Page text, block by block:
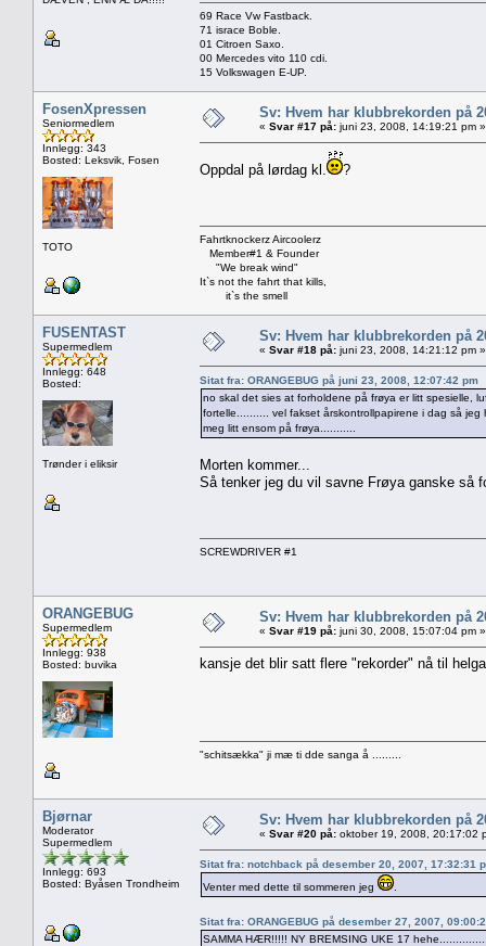
69 Race Vw Fastback.
71 israce Boble.
01 Citroen Saxo.
00 Mercedes vito 110 cdi.
15 Volkswagen E-UP.
FosenXpressen
Seniormedlem
Innlegg: 343
Bosted: Leksvik, Fosen
TOTO
Sv: Hvem har klubbrekorden på
« Svar #17 på: juni 23, 2008, 14:19:21 pm »
Oppdal på lørdag kl. ?
Fahrtknockerz Aircoolerz
Member#1 & Founder
"We break wind"
It`s not the fahrt that kills,
it`s the smell
FUSENTAST
Supermedlem
Innlegg: 648
Bosted:
Trønder i eliksir
Sv: Hvem har klubbrekorden på
« Svar #18 på: juni 23, 2008, 14:21:12 pm »
Sitat fra: ORANGEBUG på juni 23, 2008, 12:07:42 pm
no skal det sies at forholdene på frøya er litt spesielle,
fortelle.......... vel fakset årskontrollpapirene i dag så
meg litt ensom på frøya...........
Morten kommer...
Så tenker jeg du vil savne Frøya ganske så
SCREWDRIVER #1
ORANGEBUG
Supermedlem
Innlegg: 938
Bosted: buvika
Sv: Hvem har klubbrekorden på
« Svar #19 på: juni 30, 2008, 15:07:04 pm »
kansje det blir satt flere "rekorder" nå til
"schitsækka" ji mæ ti dde sanga å .........
Bjørnar
Moderator
Supermedlem
Innlegg: 693
Bosted: Byåsen Trondheim
Sv: Hvem har klubbrekorden på
« Svar #20 på: oktober 19, 2008, 20:17:02
Sitat fra: notchback på desember 20, 2007, 17:32:31
Venter med dette til sommeren jeg
Sitat fra: ORANGEBUG på desember 27, 2007,
SAMMA HÆR!!!!! NY BREMSING UKE 17